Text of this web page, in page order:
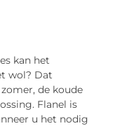
kan het
wol? Dat
de koude
Flanel is
u het nodig